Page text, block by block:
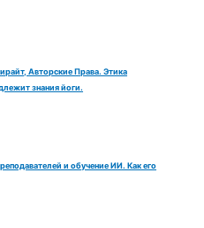
Авторские Права. Этика
знания йоги.
и обучение ИИ. Как его